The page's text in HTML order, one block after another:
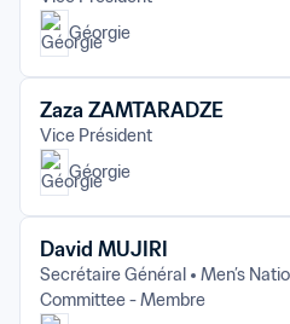
Géorgie
Zaza ZAMTARADZE
Vice Président
Géorgie
David MUJIRI
Secrétaire Général
Men’s
Committee - Membre